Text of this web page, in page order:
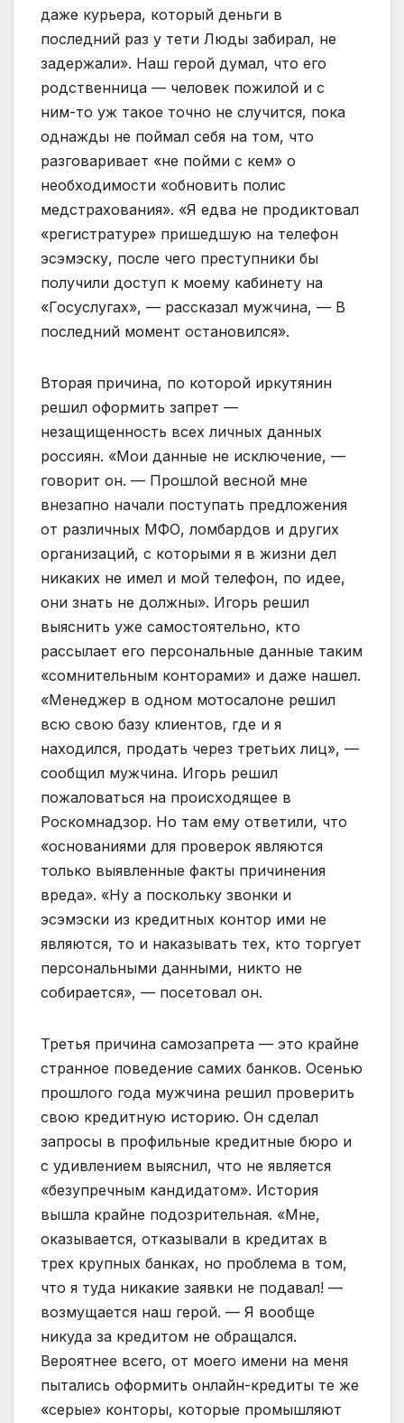
даже курьера, который деньги в
последний раз у тети Люды забирал, не
задержали». Наш герой думал, что его
родственница — человек пожилой и с
ним-то уж такое точно не случится, пока
однажды не поймал себя на том, что
разговаривает «не пойми с кем» о
необходимости «обновить полис
медстрахования». «Я едва не продиктовал
«регистратуре» пришедшую на телефон
эсэмэску, после чего преступники бы
получили доступ к моему кабинету на
«Госуслугах», — рассказал мужчина, — В
последний момент остановился».
Вторая причина, по которой иркутянин
решил оформить запрет —
незащищенность всех личных данных
россиян. «Мои данные не исключение, —
говорит он. — Прошлой весной мне
внезапно начали поступать предложения
от различных МФО, ломбардов и других
организаций, с которыми я в жизни дел
никаких не имел и мой телефон, по идее,
они знать не должны». Игорь решил
выяснить уже самостоятельно, кто
рассылает его персональные данные таким
«сомнительным конторами» и даже нашел.
«Менеджер в одном мотосалоне решил
всю свою базу клиентов, где и я
находился, продать через третьих лиц», —
сообщил мужчина. Игорь решил
пожаловаться на происходящее в
Роскомнадзор. Но там ему ответили, что
«основаниями для проверок являются
только выявленные факты причинения
вреда». «Ну а поскольку звонки и
эсэмэски из кредитных контор ими не
являются, то и наказывать тех, кто торгует
персональными данными, никто не
собирается», — посетовал он.
Третья причина самозапрета — это крайне
странное поведение самих банков. Осенью
прошлого года мужчина решил проверить
свою кредитную историю. Он сделал
запросы в профильные кредитные бюро и
с удивлением выяснил, что не является
«безупречным кандидатом». История
вышла крайне подозрительная. «Мне,
оказывается, отказывали в кредитах в
трех крупных банках, но проблема в том,
что я туда никакие заявки не подавал! —
возмущается наш герой. — Я вообще
никуда за кредитом не обращался.
Вероятнее всего, от моего имени на меня
пытались оформить онлайн-кредиты те же
«серые» конторы, которые промышляют